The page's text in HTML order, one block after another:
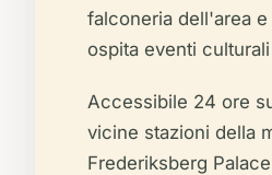
falconeria dell'area
ospita eventi
Accessibile 24 ore
vicine stazioni della
Frederiksberg